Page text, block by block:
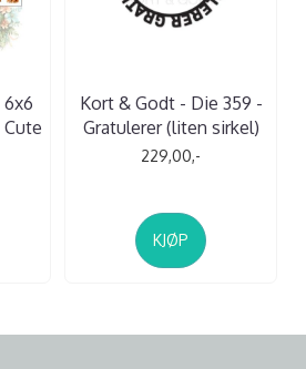
6x6
Cute
Kort & Godt - Die 359 -
Gratulerer (liten sirkel)
229,00,-
KJØP